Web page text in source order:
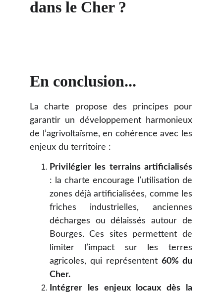
dans le Cher ?
La charte propose des principes pour
garantir un développement harmonieux
de l’agrivoltaïsme, en cohérence avec les
enjeux du territoire :
Privilégier les terrains artificialisés
: la charte encourage l’utilisation de
zones déjà artificialisées, comme les
friches industrielles, anciennes
décharges ou délaissés autour de
Bourges. Ces sites permettent de
limiter l’impact sur les terres
agricoles, qui représentent 60% du
Cher.
Intégrer les enjeux locaux dès la
En conclusion...